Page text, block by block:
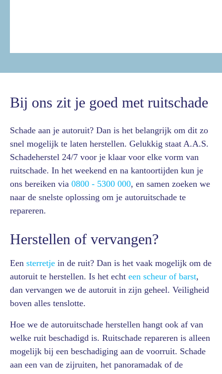
Bij ons zit je goed met ruitschade
Schade aan je autoruit? Dan is het belangrijk om dit zo
snel mogelijk te laten herstellen. Gelukkig staat A.A.S.
Schadeherstel 24/7 voor je klaar voor elke vorm van
ruitschade. In het weekend en na kantoortijden kun je
ons bereiken via 0800 - 5300 000, en samen zoeken we
naar de snelste oplossing om je autoruitschade te
repareren.
Herstellen of vervangen?
Een sterretje in de ruit? Dan is het vaak mogelijk om de
autoruit te herstellen. Is het echt een scheur of barst,
dan vervangen we de autoruit in zijn geheel. Veiligheid
boven alles tenslotte.
Hoe we de autoruitschade herstellen hangt ook af van
welke ruit beschadigd is. Ruitschade repareren is alleen
mogelijk bij een beschadiging aan de voorruit. Schade
aan een van de zijruiten, het panoramadak of de